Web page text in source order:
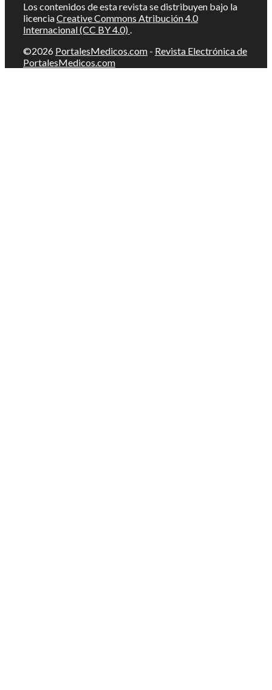
Los contenidos de esta revista se distribuyen bajo la
licenciaCreative Commons Atribución 4.0
Internacional (CC BY 4.0) .
©2026 PortalesMedicos.com - Revista Electrónica de
PortalesMedicos.com